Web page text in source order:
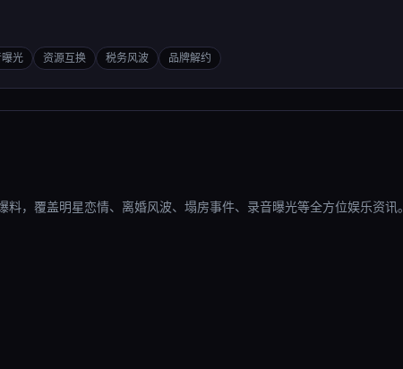
光 资源互换 税务风波 品牌解约
，覆盖明星恋情、离婚风波、塌房事件、录音曝光等全方位娱乐资讯。